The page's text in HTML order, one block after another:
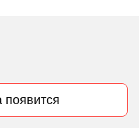
появится